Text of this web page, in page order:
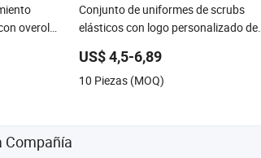
overol
Conjunto de uniformes de scrubs
elásticos con logo personalizado de
tamaño para mujeres, pantalones de
jogging, uniforme de trabajo médico y
US$ 4,5-6,89
10 Piezas (MOQ)
Compañía